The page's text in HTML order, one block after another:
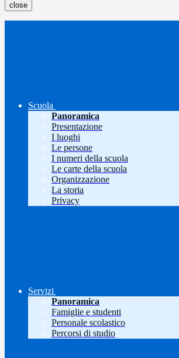
close
Scuola
Panoramica
Presentazione
I luoghi
Le persone
I numeri della scuola
Le carte della scuola
Organizzazione
La storia
Privacy
Servizi
Panoramica
Famiglie e studenti
Personale scolastico
Percorsi di studio